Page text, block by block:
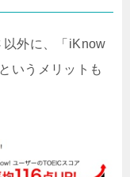
以外に、「iKnow
いうメリットも